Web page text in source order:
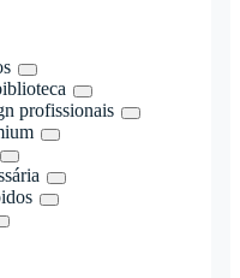
profissionais